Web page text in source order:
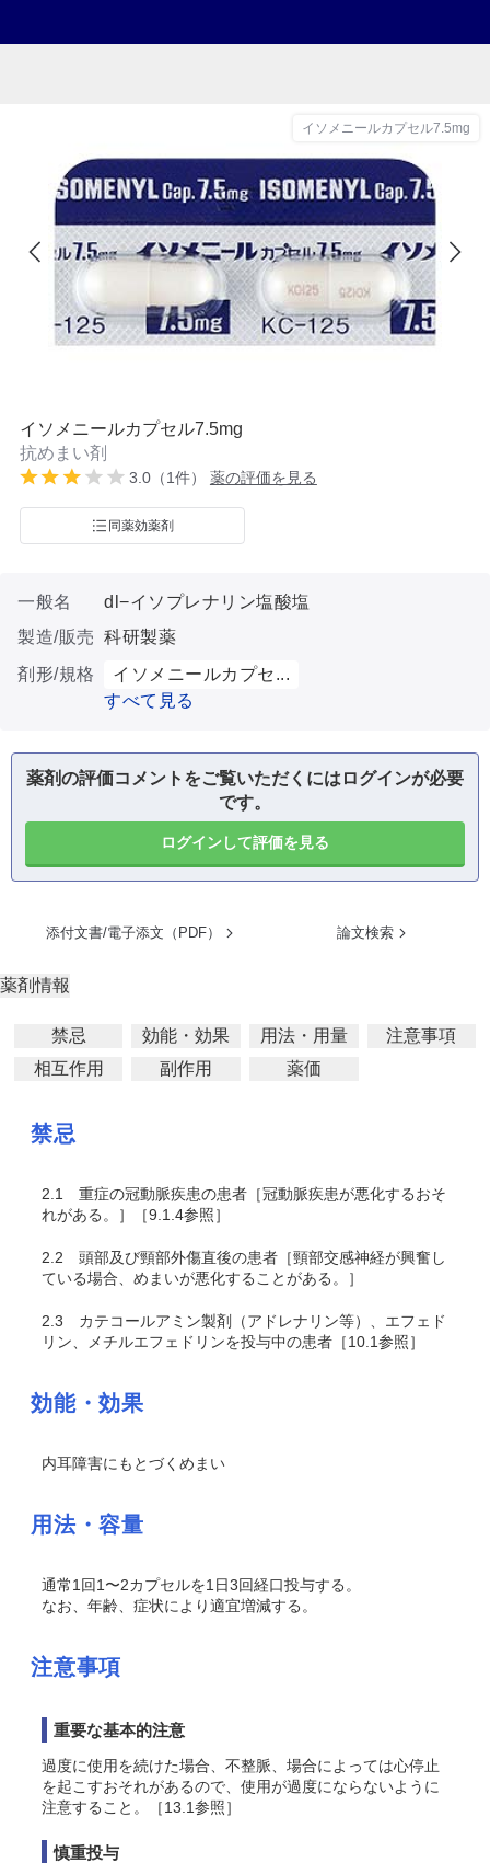
イソメニールカプセル7.5mg
イソメニールカプセル7.5mg
抗めまい剤
3.0（1件） 薬の評価を見る
同薬効薬剤
一般名
dl−イソプレナリン塩酸塩
製造/販売 科研製薬
剤形/規格
イソメニールカプセ...
すべて見る
薬剤の評価コメントをご覧いただくにはログインが必要
です。
ログインして評価を見る
添付文書/電子添文（PDF） 論文検索
薬剤情報
禁忌 効能・効果 用法・用量
注意事項
相互作用
副作用 薬価
禁忌
2.1
重症の冠動脈疾患の患者［冠動脈疾患が悪化するおそ
れがある。］［9.1.4参照］
2.2 頭部及び頸部外傷直後の患者［頸部交感神経が興奮し
ている場合、めまいが悪化することがある。］
2.3 カテコールアミン製剤（アドレナリン等）、エフェド
リン、メチルエフェドリンを投与中の患者［10.1参照］
効能・効果
内耳障害にもとづくめまい
用法・容量
通常1回1〜2カプセルを1日3回経口投与する。
なお、年齢、症状により適宜増減する。
注意事項
重要な基本的注意
過度に使用を続けた場合、不整脈、場合によっては心停止
を起こすおそれがあるので、使用が過度にならないように
注意すること。［13.1参照］
慎重投与